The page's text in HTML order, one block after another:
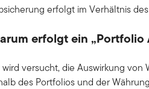
erfolgt im Verhältnis
erfolgt ein „Portfolio
wird versucht, die Auswirkung
des Portfolios und der